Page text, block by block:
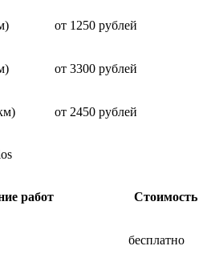
от 1250 рублей
от 3300 рублей
от 2450 рублей
работ Стоимость
бесплатно